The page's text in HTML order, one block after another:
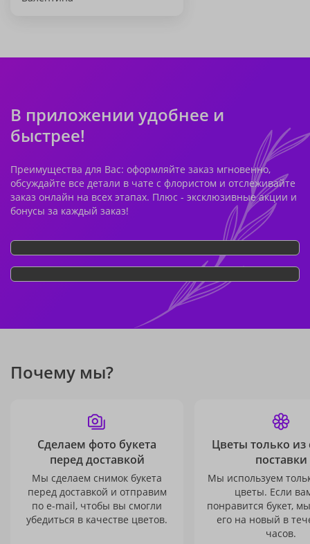
В приложении удобнее и
быстрее!
Преимущества для Вас: оформляйте заказ мгновенно,
обсуждайте все детали в чате с флористом и отслеживайте
заказ онлайн на всех этапах. Плюс - эксклюзивные акции и
бонусы за каждый заказ!
Почему мы?
Сделаем фото букета
перед доставкой
Мы сделаем снимок букета
перед доставкой и отправим
по e-mail, чтобы вы смогли
убедиться в качестве цветов.
Цветы только из
поставки
Мы используем
цветы. Если
понравится букет,
его на новый в
часов.